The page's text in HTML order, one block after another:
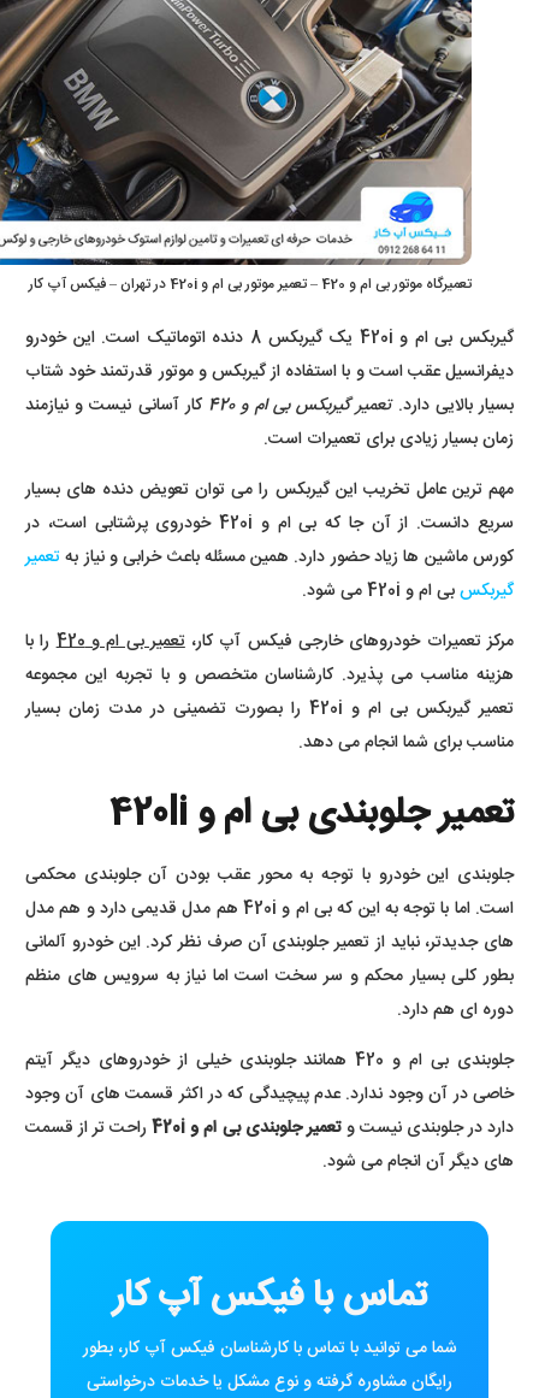
تعمیرگاه موتور بی ام و 420 – تعمیر موتور بی ام و 420i در تهران – فیکس آپ کار
گیربکس بی ام و 420i یک گیربکس 8 دنده اتوماتیک است. این خودرو
دیفرانسیل عقب است و با استفاده از گیربکس و موتور قدرتمند خود شتاب
بسیار بالایی دارد.تعمیر گیربکس بی ام و 420
کار آسانی نیست و نیازمند
زمان بسیار زیادی برای تعمیرات است.
مهم ترین عامل تخریب این گیربکس را می توان تعویض دنده های بسیار
سریع دانست. از آن جا که بی ام و 420i خودروی پرشتابی است، در
کورس ماشین ها زیاد حضور دارد. همین مسئله باعث خرابی و نیاز بهتعمیر
گیربکسبی ام و 420i می شود.
مرکز تعمیرات خودروهای خارجی فیکس آپ کار،تعمیر بی ام و 420
را با
هزینه مناسب می پذیرد. کارشناسان متخصص و با تجربه این مجموعه
تعمیر گیربکس بی ام و 420i را بصورت تضمینی در مدت زمان بسیار
مناسب برای شما انجام می دهد.
تعمیر جلوبندی بی ام و 420li
جلوبندی این خودرو با توجه به محور عقب بودن آن جلوبندی محکمی
است. اما با توجه به این که بی ام و 420i هم مدل قدیمی دارد و هم مدل
های جدیدتر، نباید از تعمیر جلوبندی آن صرف نظر کرد. این خودرو آلمانی
بطور کلی بسیار محکم و سر سخت است اما نیاز به سرویس های منظم
دوره ای هم دارد.
جلوبندی بی ام و 420 همانند جلوبندی خیلی از خودروهای دیگر آیتم
خاصی در آن وجود ندارد. عدم پیچیدگی که در اکثر قسمت های آن وجود
دارد در جلوبندی نیست وتعمیر جلوبندی بی ام و 420i
راحت تر از قسمت
های دیگر آن انجام می شود.
تماس با فیکس آپ کار
شما می توانید با تماس با کارشناسان فیکس آپ کار، بطور
رایگان مشاوره گرفته و نوع مشکل یا خدمات درخواستی